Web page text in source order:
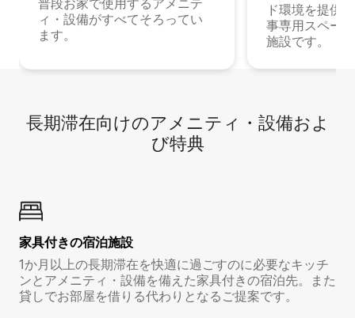
普段お家で使用するアメニテ
ィ・設備がすべてそろってい
ます。
ド環境を提供
事専用スペー
施設です。
長期滞在向け⁠のア⁠メ⁠ニ⁠テ⁠ィ⁠・設⁠備⁠およ
び特⁠典
家具付き⁠の宿⁠泊⁠施⁠設
1か月以上の長期滞在を快適に過ごすのに必要なキッチ
ンとアメニティ・設備を備えた家具付きの宿泊先。また
貸しでお部屋を借りる代わりとなるご提案です。